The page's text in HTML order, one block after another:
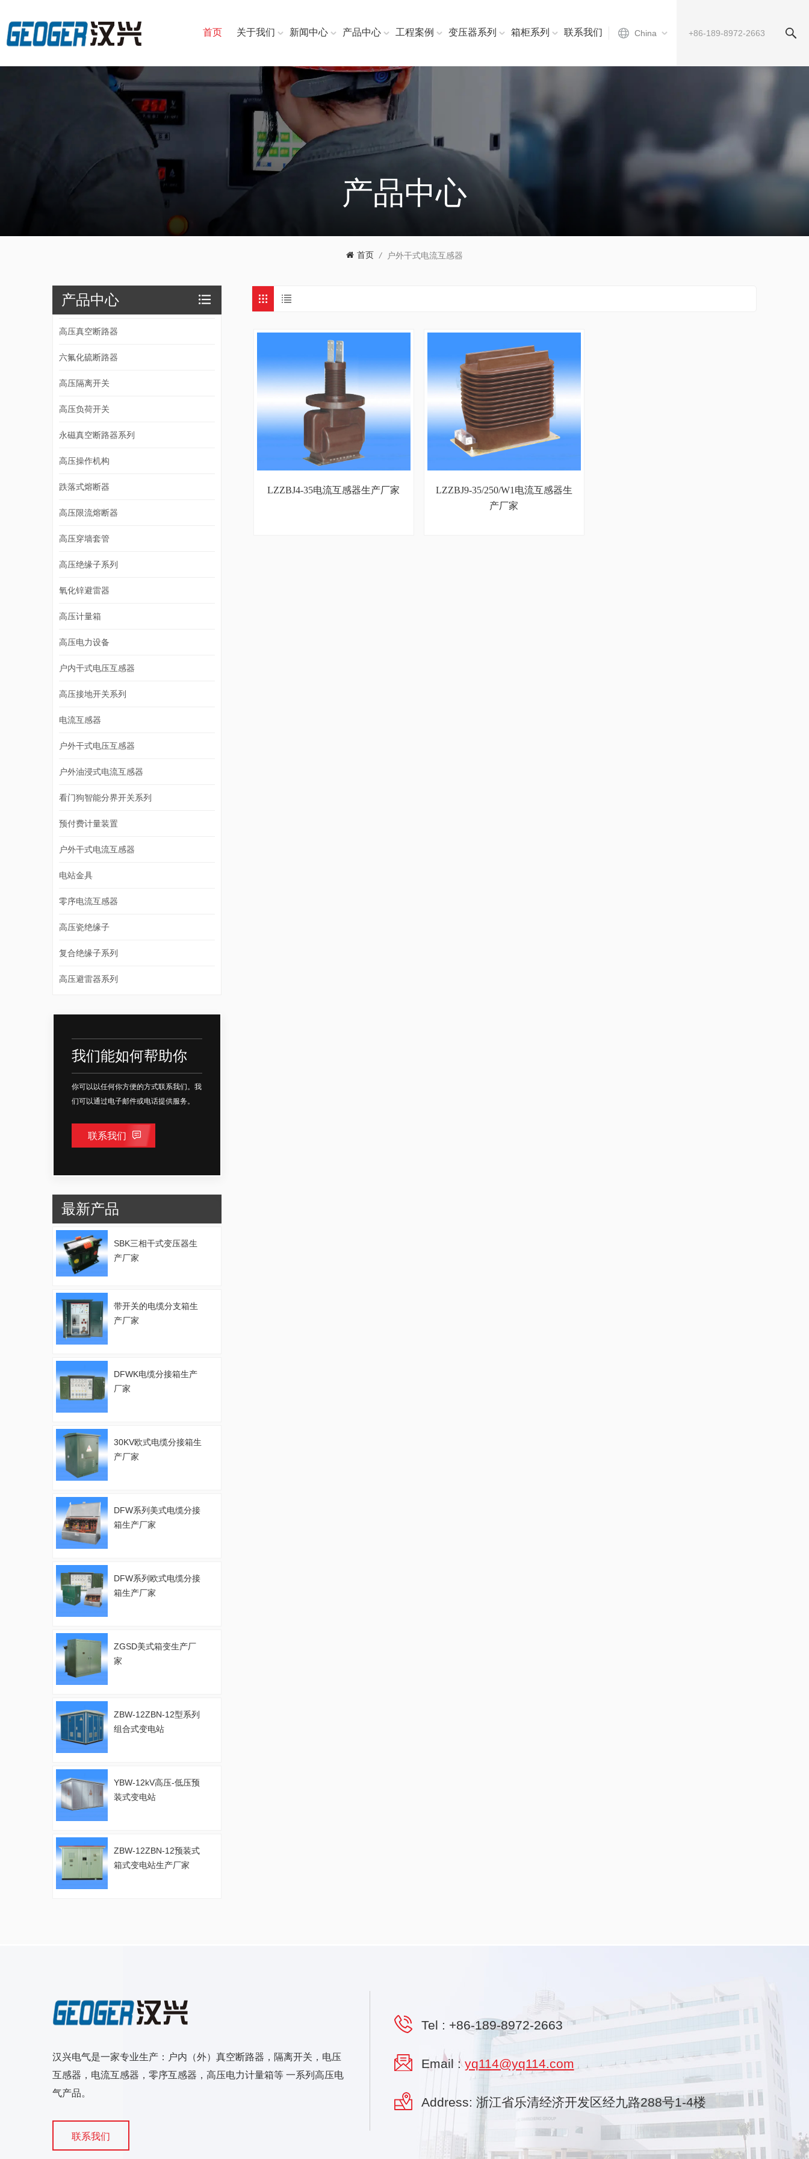
China
首页 关于我们 新闻中心 产品中心 工程案例 变压器系列 箱柜系列 联系我们
产品中心
首页 / 户外干式电流互感器
LZZBJ4-35电流互感器生产厂家
LZZBJ9-35/250/W1电流互感器生
产厂家
产品中心
高压真空断路器
六氟化硫断路器
高压隔离开关
高压负荷开关
永磁真空断路器系列
高压操作机构
跌落式熔断器
高压限流熔断器
高压穿墙套管
高压绝缘子系列
氧化锌避雷器
高压计量箱
高压电力设备
户内干式电压互感器
高压接地开关系列
电流互感器
户外干式电压互感器
户外油浸式电流互感器
看门狗智能分界开关系列
预付费计量装置
户外干式电流互感器
电站金具
零序电流互感器
高压瓷绝缘子
复合绝缘子系列
高压避雷器系列
我们能如何帮助你
你可以以任何你方便的方式联系我们。我
们可以通过电子邮件或电话提供服务。
联系我们
最新产品
SBK三相干式变压器生
产厂家
带开关的电缆分支箱生
产厂家
DFWK电缆分接箱生产
厂家
30KV欧式电缆分接箱生
产厂家
DFW系列美式电缆分接
箱生产厂家
DFW系列欧式电缆分接
箱生产厂家
ZGSD美式箱变生产厂
家
ZBW-12ZBN-12型系列
组合式变电站
YBW-12kV高压-低压预
装式变电站
ZBW-12ZBN-12预装式
箱式变电站生产厂家
汉兴电气是一家专业生产：户内（外）真空断路器，隔离开关，电压
互感器，电流互感器，零序互感器，高压电力计量箱等 一系列高压电
气产品。
联系我们
Tel : +86-189-8972-2663
Email :yq114@yq114.com
Address: 浙江省乐清经济开发区经九路288号1-4楼